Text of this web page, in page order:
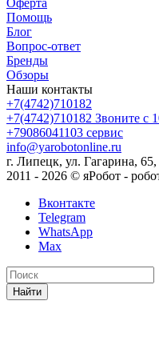
Оферта
Помощь
Блог
Вопрос-ответ
Бренды
Обзоры
Наши контакты
+7(4742)710182
+7(4742)710182 Звоните с
+79086041103 сервис
info@yarobotonline.ru
г. Липецк, ул. Гагарина,
2011 - 2026 © яРобот -
Вконтакте
Telegram
WhatsApp
Max
Найти